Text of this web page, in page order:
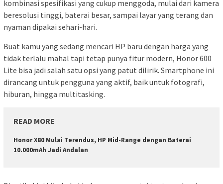
kombinasi spesifikasi yang cukup menggoda, mulai dari kamera
beresolusi tinggi, baterai besar, sampai layar yang terang dan
nyaman dipakai sehari-hari.
Buat kamu yang sedang mencari HP baru dengan harga yang
tidak terlalu mahal tapi tetap punya fitur modern, Honor 600
Lite bisa jadi salah satu opsi yang patut dilirik. Smartphone ini
dirancang untuk pengguna yang aktif, baik untuk fotografi,
hiburan, hingga multitasking.
READ MORE
Honor X80 Mulai Terendus, HP Mid-Range dengan Baterai
10.000mAh Jadi Andalan